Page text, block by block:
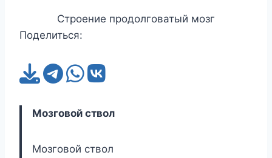
Строение продолговатый мозг
Поделиться:
Мозговой ствол
Мозговой ствол